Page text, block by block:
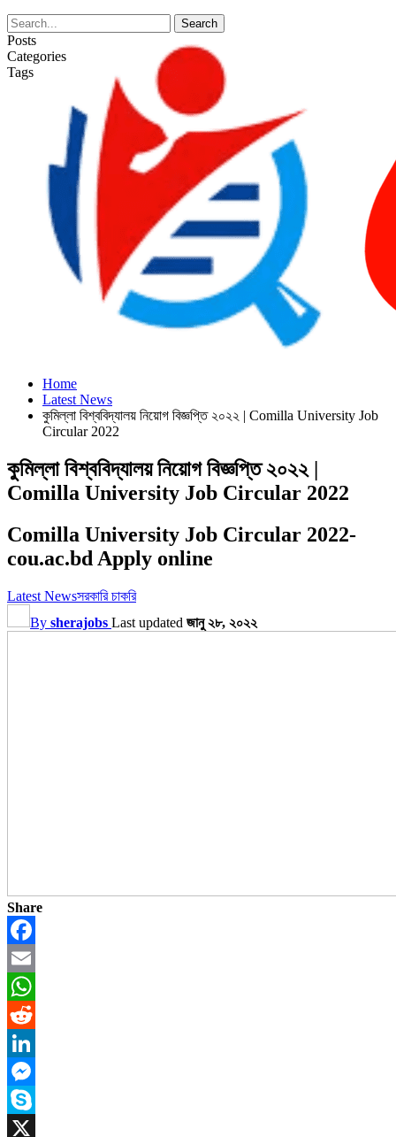
Posts
Categories
Tags
Home
Latest News
কুমিল্লা বিশ্ববিদ্যালয় নিয়োগ বিজ্ঞপ্তি ২০২২ | Comilla University Job
Circular 2022
কুমিল্লা বিশ্ববিদ্যালয় নিয়োগ বিজ্ঞপ্তি ২০২২ |
Comilla University Job Circular 2022
Comilla University Job Circular 2022-
cou.ac.bd Apply online
Latest Newsসরকারি চাকরি
By sherajobs Last updated জানু ২৮, ২০২২
Share
Facebook
Email
WhatsApp
Reddit
LinkedIn
Messenger
Skype